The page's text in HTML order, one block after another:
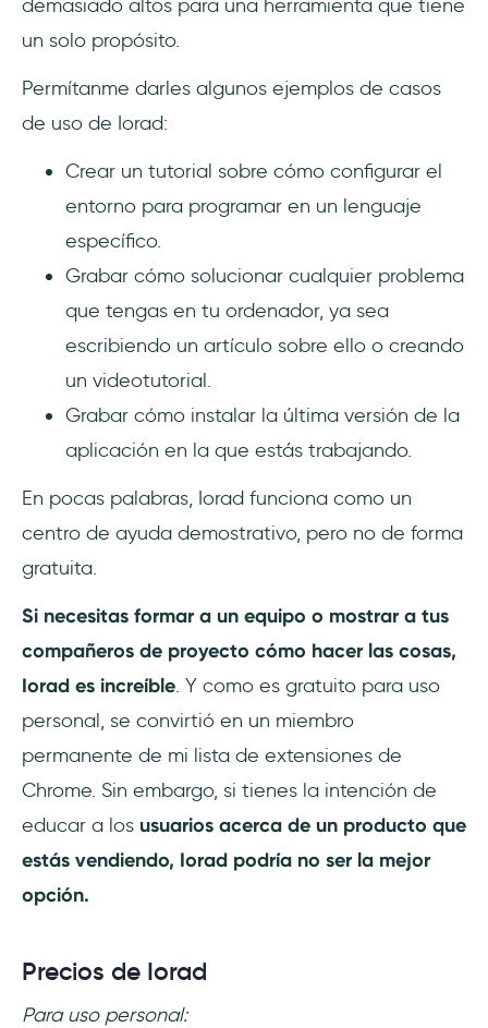
demasiado altos para una herramienta que tiene
un solo propósito.
Permítanme darles algunos ejemplos de casos
de uso de Iorad:
Crear un tutorial sobre cómo configurar el
entorno para programar en un lenguaje
específico.
Grabar cómo solucionar cualquier problema
que tengas en tu ordenador, ya sea
escribiendo un artículo sobre ello o creando
un videotutorial.
Grabar cómo instalar la última versión de la
aplicación en la que estás trabajando.
En pocas palabras, Iorad funciona como un
centro de ayuda demostrativo, pero no de forma
gratuita.
Si necesitas formar a un equipo o mostrar a tus
compañeros de proyecto cómo hacer las cosas,
Iorad es increíble. Y como es gratuito para uso
personal, se convirtió en un miembro
permanente de mi lista de extensiones de
Chrome. Sin embargo, si tienes la intención de
educar a los usuarios acerca de un producto que
estás vendiendo, Iorad podría no ser la mejor
opción.
Precios de Iorad
Para uso personal: